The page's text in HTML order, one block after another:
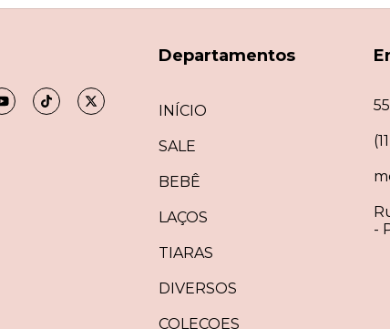
Departamentos
INÍCIO
SALE
BEBÊ
LAÇOS
TIARAS
DIVERSOS
COLEÇOES
-